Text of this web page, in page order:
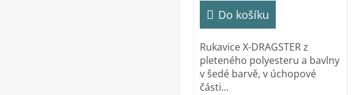
Do košíku
Rukavice X-DRAGSTER z
pleteného polyesteru a bavlny
v šedé barvě, v úchopové
části...